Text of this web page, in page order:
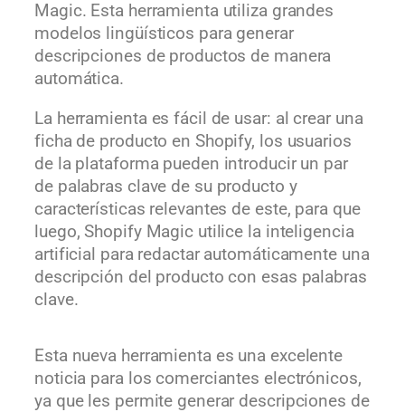
Magic. Esta herramienta utiliza grandes
modelos lingüísticos para generar
descripciones de productos de manera
automática.
La herramienta es fácil de usar: al crear una
ficha de producto en Shopify, los usuarios
de la plataforma pueden introducir un par
de palabras clave de su producto y
características relevantes de este, para que
luego, Shopify Magic utilice la inteligencia
artificial para redactar automáticamente una
descripción del producto con esas palabras
clave.
Esta nueva herramienta es una excelente
noticia para los comerciantes electrónicos,
ya que les permite generar descripciones de